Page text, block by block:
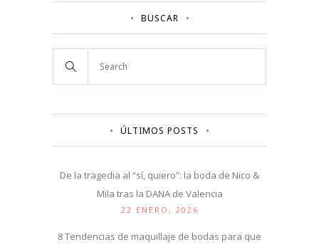
BUSCAR
ÚLTIMOS POSTS
De la tragedia al “sí, quiero”: la boda de Nico &
Mila tras la DANA de Valencia
22 ENERO, 2026
8 Tendencias de maquillaje de bodas para que